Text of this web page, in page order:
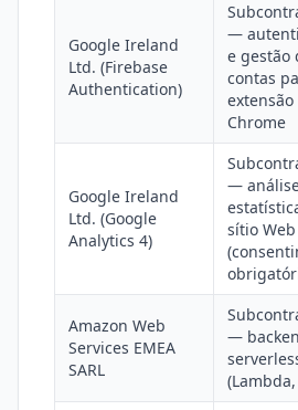
Google Ireland
Ltd. (Firebase
Authentication)
—
e gestão
contas
extensão
Chrome
Google Ireland
Ltd. (Google
Analytics 4)
—
sítio Web
Amazon Web
Services EMEA
SARL
—
(Lambda,